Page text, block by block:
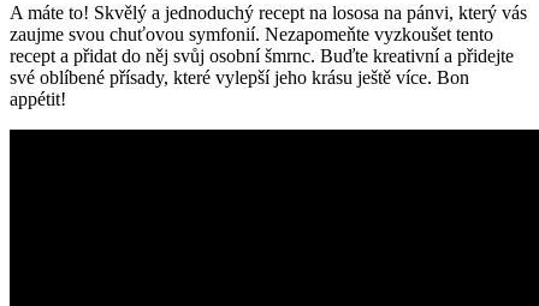
A máte to! Skvělý a jednoduchý recept na lososa na pánvi, který vás
zaujme svou chuťovou symfonií. Nezapomeňte vyzkoušet tento
recept a přidat do něj svůj osobní šmrnc. Buďte kreativní a přidejte
své oblíbené přísady, které vylepší jeho krásu ještě více. Bon
appétit!